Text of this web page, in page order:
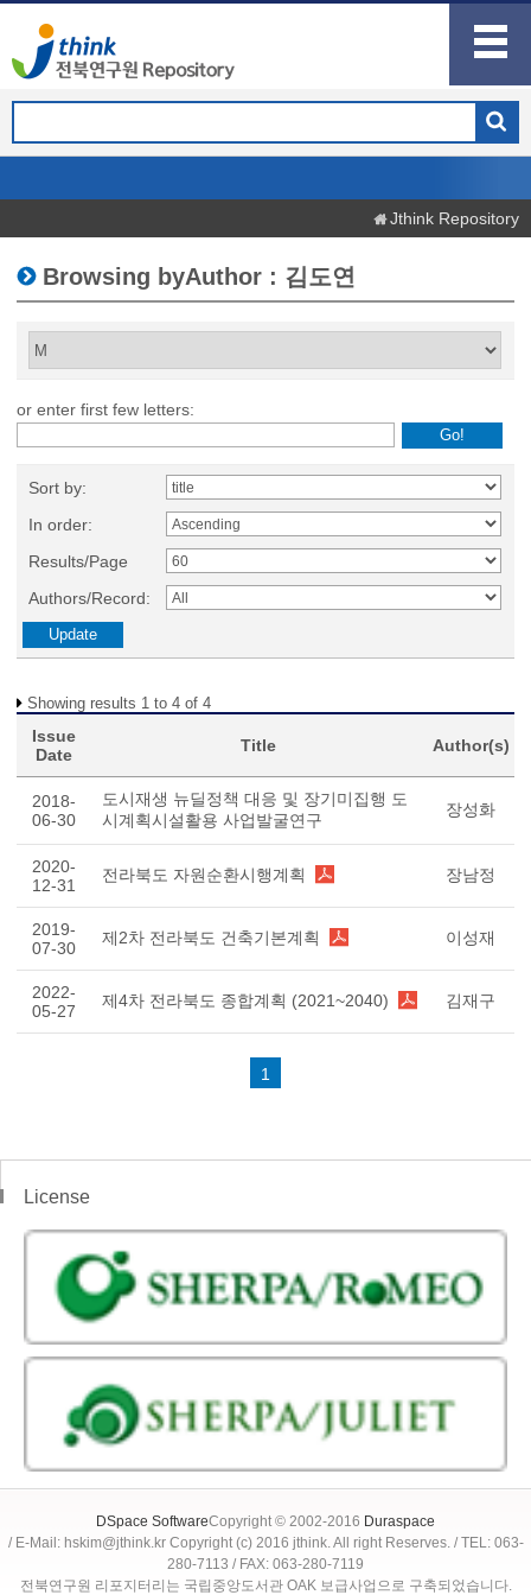
Jthink Repository
Browsing byAuthor : 김도연
or enter first few letters:
Sort by:
In order:
Results/Page
Authors/Record:
Showing results 1 to 4 of 4
Issue
Date
Title Author(s)
2018-
06-30
도시재생 뉴딜정책 대응 및 장기미집행 도
시계획시설활용 사업발굴연구
장성화
2020-
12-31
전라북도 자원순환시행계획 장남정
2019-
07-30
제2차 전라북도 건축기본계획 이성재
2022-
05-27
제4차 전라북도 종합계획 (2021~2040) 김재구
1
License
DSpace SoftwareCopyright © 2002-2016 Duraspace
/ E-Mail: hskim@jthink.kr Copyright (c) 2016 jthink. All right Reserves. / TEL: 063-
280-7113 / FAX: 063-280-7119
전북연구원 리포지터리는 국립중앙도서관 OAK 보급사업으로 구축되었습니다.